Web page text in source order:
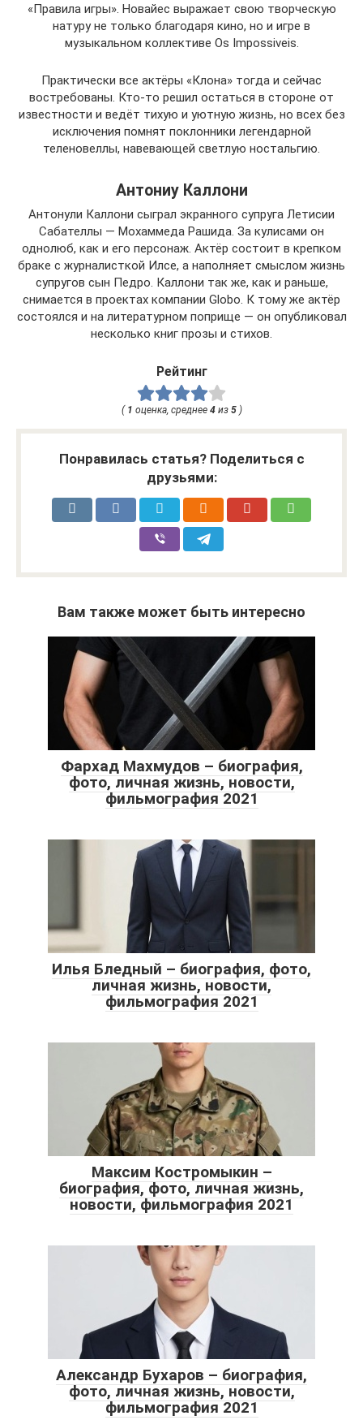
«Правила игры». Новайес выражает свою творческую
натуру не только благодаря кино, но и игре в
музыкальном коллективе Os Impossiveis.
Практически все актёры «Клона» тогда и сейчас
востребованы. Кто-то решил остаться в стороне от
известности и ведёт тихую и уютную жизнь, но всех без
исключения помнят поклонники легендарной
теленовеллы, навевающей светлую ностальгию.
Антониу Каллони
Антонули Каллони сыграл экранного супруга Летисии
Сабателлы — Мохаммеда Рашида. За кулисами он
однолюб, как и его персонаж. Актёр состоит в крепком
браке с журналисткой Илсе, а наполняет смыслом жизнь
супругов сын Педро. Каллони так же, как и раньше,
снимается в проектах компании Globo. К тому же актёр
состоялся и на литературном поприще — он опубликовал
несколько книг прозы и стихов.
Рейтинг
( 1 оценка, среднее 4из 5)
Понравилась статья? Поделиться с
друзьями:
Вам также может быть интересно
Фархад Махмудов – биография,
фото, личная жизнь, новости,
фильмография 2021
Илья Бледный – биография, фото,
личная жизнь, новости,
фильмография 2021
Максим Костромыкин –
биография, фото, личная жизнь,
новости, фильмография 2021
Александр Бухаров – биография,
фото, личная жизнь, новости,
фильмография 2021